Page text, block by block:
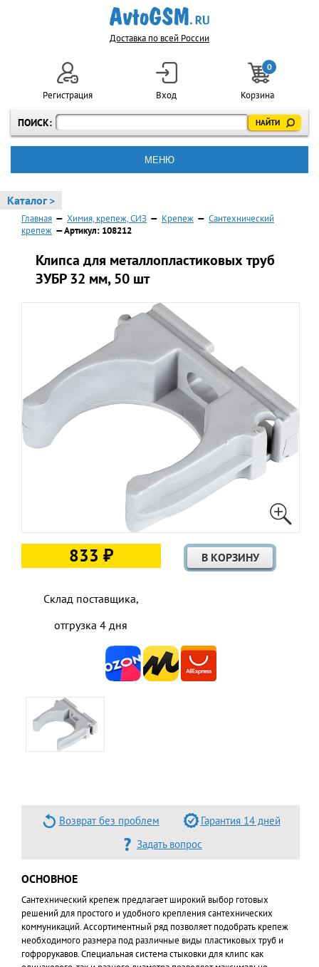
Доставка по всей России
ПОИСК:
Регистрация Вход
0
Корзина
МЕНЮ
Каталог >
Главная — Химия, крепеж, СИЗ — Крепеж — Сантехнический
крепеж — Артикул: 108212
Клипса для металлопластиковых труб
ЗУБР 32 мм, 50 шт
833 ₽
Склад поставщика,
отгрузка 4 дня
Возврат без проблем
Гарантия 14 дней
Задать вопрос
ОСНОВНОЕ
Сантехнический крепеж предлагает широкий выбор готовых
решений для простого и удобного крепления сантехнических
коммуникаций. Ассортиментный ряд позволяет подобрать крепеж
необходимого размера под различные виды пластиковых труб и
гофрорукавов. Специальная система стыковки для клипс как